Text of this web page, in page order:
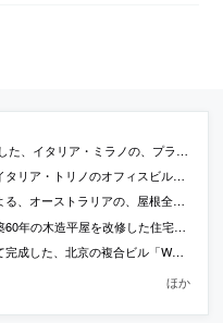
の、プラダ財団のアート施設を日本語で紹介している記事
ィスビル「Intesa Sanpaolo Office Building」の写真など
全面が可動式で採光が調整できる住宅「Green House」の写真
平屋を改修した住宅「上沢の住居」の写真
の複合ビル「Wangjing Soho towers」の写真
ほか